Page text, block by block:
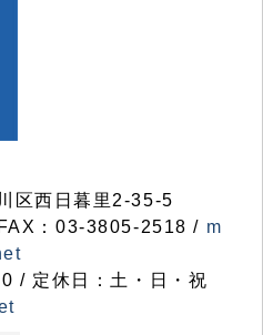
区西日暮里2-35-5
：03-3805-2518 / m
/ 定休日：土・日・祝